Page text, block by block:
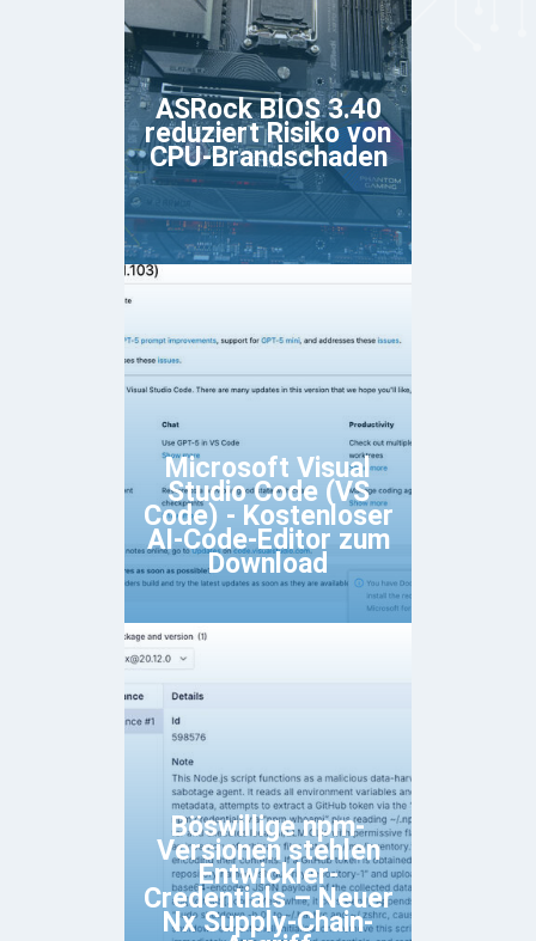
ASRock BIOS 3.40
reduziert Risiko von
CPU-Brandschaden
Microsoft Visual
Studio Code (VS
Code) - Kostenloser
AI-Code-Editor zum
Download
Böswillige npm-
Versionen stehlen
Entwickler-
Credentials – Neuer
Nx Supply-Chain-